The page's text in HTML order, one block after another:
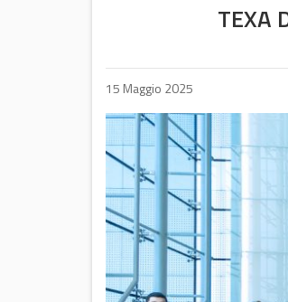
TEXA
15 Maggio 2025